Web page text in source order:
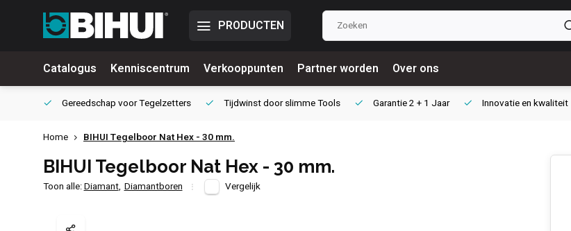
PRODUCTEN
Catalogus Kenniscentrum Verkooppunten Partner worden Over ons
Gereedschap voorTegelzetters Tijdwinst doorslimme Tools Garantie2 + 1 Jaar Innovatieen kwaliteit
Home BIHUI Tegelboor Nat Hex - 30 mm.
BIHUI Tegelboor Nat Hex - 30 mm.
Toon alle:Diamant, Diamantboren Vergelijk